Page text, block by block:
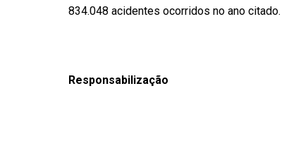
834.048 acidentes ocorridos no ano citado.
Responsabilização